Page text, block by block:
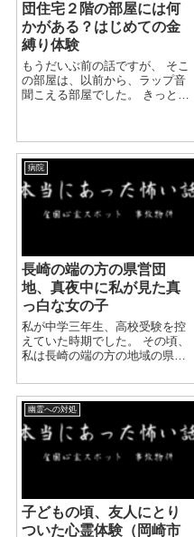
団住宅２階の部屋には何
かがある？はじめての金
縛り体験
もうだいぶ前の話ですが、 そこ
の部屋は、以前から、ラップ音
聞こえる部屋でした。 きっと今
程遠い感じでしたが、空きがあ
り入れた物件でした。 近くに
は、イオン...
病院
長崎の端の方の県営団
地、真夜中に私が見た真
っ白な女の子
私が中学三年生、高校受験を控
えていた時期でした。 その頃、
私は長崎の端の方の地域の県営
キレイとは言えない3DKのアパ
ートで家族4人、暮らしていまし
た。 そのアパートのある場所が
大きな総合病院の本当に目...
幽霊への対処
子どもの頃、友人にとり
ついた心霊体験（岡崎市